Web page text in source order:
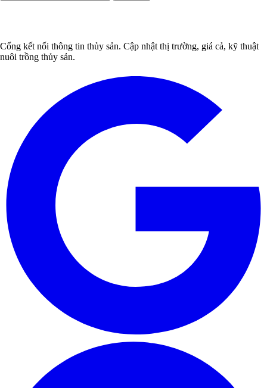
Cổng kết nối thông tin thủy sản. Cập nhật thị trường, giá cả, kỹ thuật
nuôi trồng thủy sản.